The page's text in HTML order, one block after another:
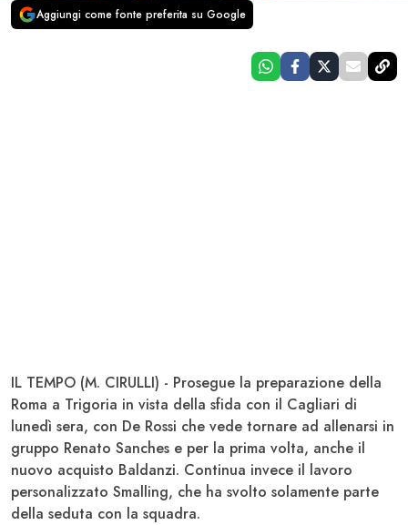
Aggiungi come fonte preferita su Google
IL TEMPO (M. CIRULLI) - Prosegue la preparazione della
Roma a Trigoria in vista della sfida con il Cagliari di
lunedì sera, con De Rossi che vede tornare ad allenarsi in
gruppo Renato Sanches e per la prima volta, anche il
nuovo acquisto Baldanzi. Continua invece il lavoro
personalizzato Smalling, che ha svolto solamente parte
della seduta con la squadra.